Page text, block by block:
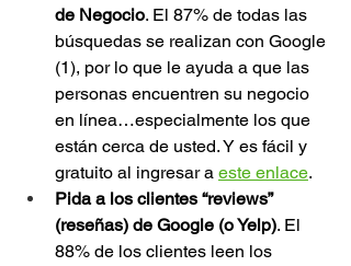
de Negocio. El 87% de todas las
búsquedas se realizan con Google
(1), por lo que le ayuda a que las
personas encuentren su negocio
en línea…especialmente los que
están cerca de usted. Y es fácil y
gratuito al ingresar a este enlace.
Pida a los clientes “reviews”
(reseñas) de Google (o Yelp). El
88% de los clientes leen los